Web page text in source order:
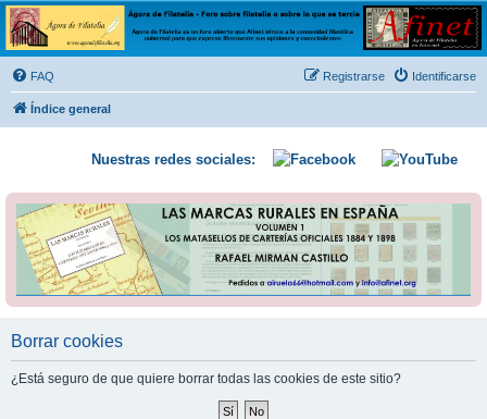
Ágora de Filatelia
Foro sobre filatelia o sobre lo que se tercie. Ágora de Filatelia es un foro abierto que Afinet
ofrece a la comunidad filatélica universal para que exprese libremente sus opiniones y
conocimientos
FAQ Identificarse
Registrarse
Índice general
Nuestras redes sociales:
Borrar cookies
¿Está seguro de que quiere borrar todas las cookies de este sitio?